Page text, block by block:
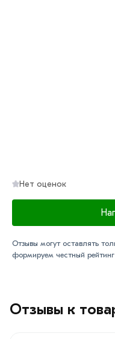
Отзывы к
Нет оценок
Отзывы могут оставлять
формируем честный рейтинг